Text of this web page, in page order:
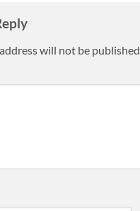
will not be published.